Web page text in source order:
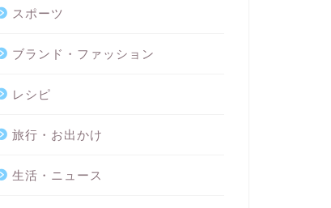
スポーツ
ブランド・ファッション
レシピ
旅行・お出かけ
生活・ニュース